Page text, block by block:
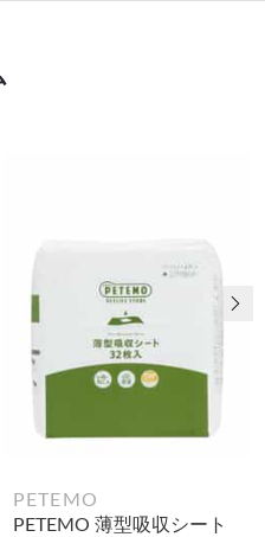
PETEMO
PETEMO 薄型吸収シート
次